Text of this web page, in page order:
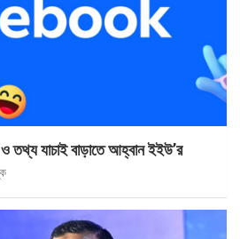
তথ্য যাচাই বাড়াতে আহ্বান ইইউ’র